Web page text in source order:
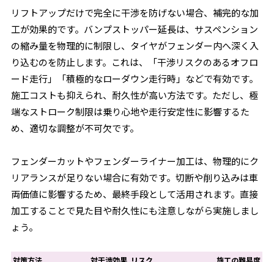
リフトアップだけで完全に干渉を防げない場合、補完的な加
工が効果的です。バンプストッパー延長は、サスペンション
の縮み量を物理的に制限し、タイヤがフェンダー内へ深く入
り込むのを防止します。これは、「干渉リスクのあるオフロ
ード走行」「積極的なローダウン走行時」などで有効です。
施工コストも抑えられ、耐久性が高い方法です。ただし、極
端なストローク制限は乗り心地や走行安定性に影響するた
め、適切な調整が不可欠です。
フェンダーカットやフェンダーライナー加工は、物理的にク
リアランスが足りない場合に有効です。切断や削り込みは車
両価値に影響するため、最終手段として活用されます。直接
加工することで見た目や耐久性にも注意しながら実施しまし
ょう。
対策方法 対干渉効果 リスク 施工の難易度